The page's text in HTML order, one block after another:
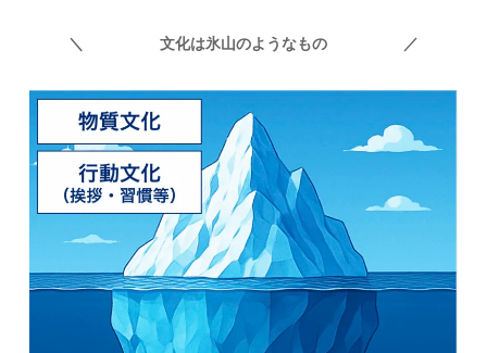
＼ 文化は氷山のようなもの ／